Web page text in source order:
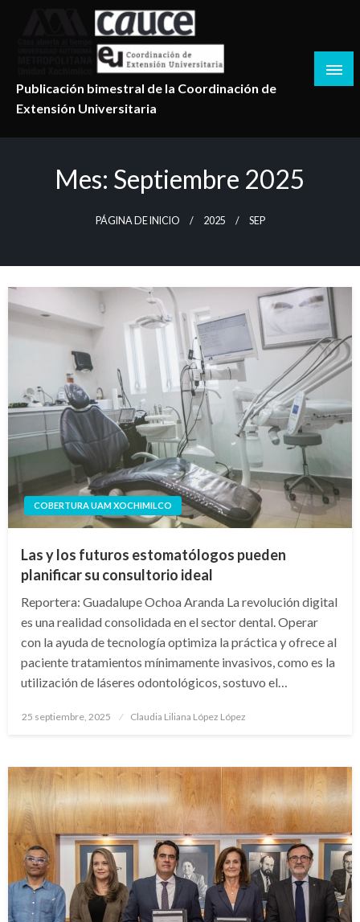
Publicación bimestral de la Coordinación de
Extensión Universitaria
Mes: Septiembre 2025
PÁGINA DE INICIO 2025 SEP
COBERTURA UAM XOCHIMILCO
Las y los futuros estomatólogos pueden
planificar su consultorio ideal
Reportera: Guadalupe Ochoa Aranda La revolución digital
es una realidad consolidada en el sector dental. Operar
con la ayuda de tecnología optimiza la práctica y ofrece al
paciente tratamientos mínimamente invasivos, como es la
utilización de láseres odontológicos, sostuvo el…
Publicado
25 septiembre, 2025 Claudia Liliana López López